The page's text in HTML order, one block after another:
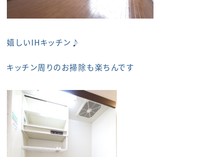
嬉しいIHキッチン♪
キッチン周りのお掃除も楽ちんです